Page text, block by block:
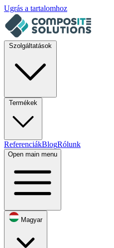
Ugrás a tartalomhoz
ReferenciákBlogRólunk
Open main menu
Magyar